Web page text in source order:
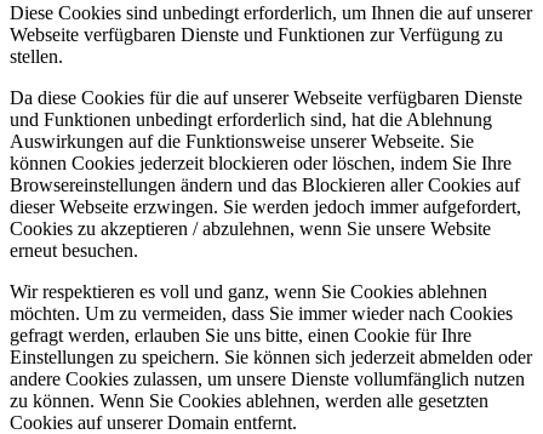
Diese Cookies sind unbedingt erforderlich, um Ihnen die auf unserer
Webseite verfügbaren Dienste und Funktionen zur Verfügung zu
stellen.
Da diese Cookies für die auf unserer Webseite verfügbaren Dienste
und Funktionen unbedingt erforderlich sind, hat die Ablehnung
Auswirkungen auf die Funktionsweise unserer Webseite. Sie
können Cookies jederzeit blockieren oder löschen, indem Sie Ihre
Browsereinstellungen ändern und das Blockieren aller Cookies auf
dieser Webseite erzwingen. Sie werden jedoch immer aufgefordert,
Cookies zu akzeptieren / abzulehnen, wenn Sie unsere Website
erneut besuchen.
Wir respektieren es voll und ganz, wenn Sie Cookies ablehnen
möchten. Um zu vermeiden, dass Sie immer wieder nach Cookies
gefragt werden, erlauben Sie uns bitte, einen Cookie für Ihre
Einstellungen zu speichern. Sie können sich jederzeit abmelden oder
andere Cookies zulassen, um unsere Dienste vollumfänglich nutzen
zu können. Wenn Sie Cookies ablehnen, werden alle gesetzten
Cookies auf unserer Domain entfernt.